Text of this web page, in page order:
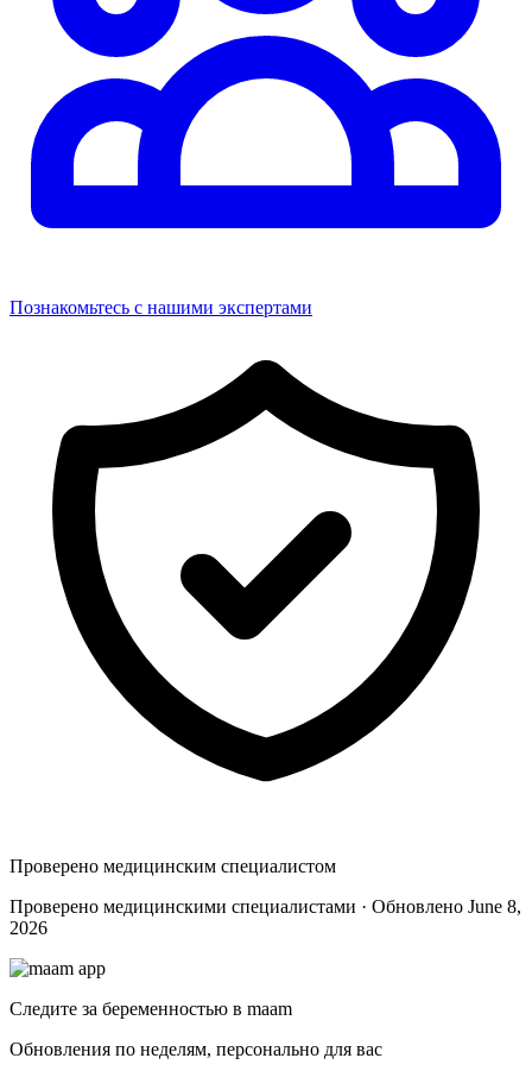
Познакомьтесь с нашими экспертами
Проверено медицинским специалистом
Проверено медицинскими специалистами · Обновлено June 8,
2026
Следите за беременностью в maam
Обновления по неделям, персонально для вас